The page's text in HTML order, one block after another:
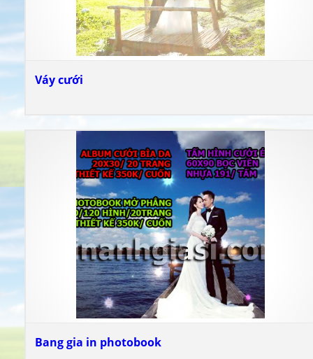
Váy cưới
Bang gia in photobook